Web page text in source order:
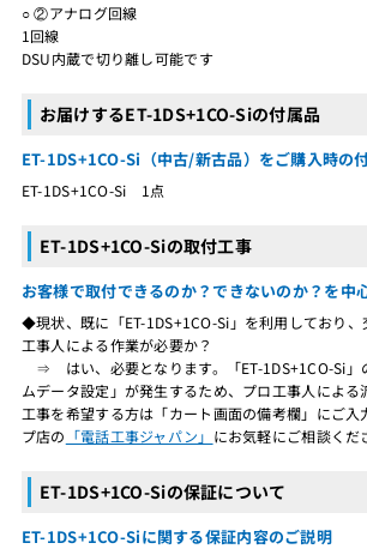
○ ②アナログ回線
1回線
DSU内蔵で切り離し可能です
お届けするET-1DS+1CO-Siの付属品
ET-1DS+1CO-Si（中古/新古品）をご購入時の
ET-1DS+1CO-Si 1点
ET-1DS+1CO-Siの取付工事
お客様で取付できるのか？できないのか？を中
◆現状、既に「ET-1DS+1CO-Si」を利用しており
工事人による作業が必要か？
⇒ はい、必要となります。「ET-1DS+1CO-Si」
ムデータ設定」が発生するため、プロ工事人による
工事を希望する方は「カート画面の備考欄」にご入
プ店の 「電話工事ジャパン」 にお気軽にご相談くだ
ET-1DS+1CO-Siの保証について
ET-1DS+1CO-Siに関する保証内容のご説明